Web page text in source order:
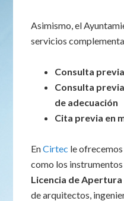
Asimismo, el
servicios
Consulta
Consulta
de adecuación
Cita previa en
EnCirtec le
como los
Licencia de Apertura
de arquitectos,